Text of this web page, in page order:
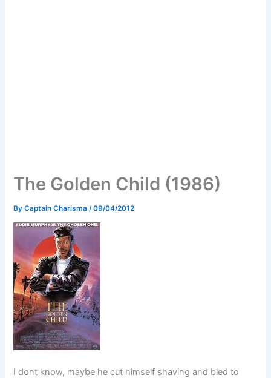
The Golden Child (1986)
ByCaptain Charisma /09/04/2012
I dont know, maybe he cut himself shaving and bled to